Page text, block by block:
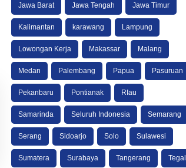
Jawa Barat Jawa Tengah Jawa Timur
Kalimantan karawang Lampung
Lowongan Kerja Makassar Malang
Medan Palembang Papua Pasuruan
Pekanbaru Pontianak RIau
Samarinda Seluruh Indonesia Semarang
Serang Sidoarjo Solo Sulawesi
Sumatera Surabaya Tangerang Tegal